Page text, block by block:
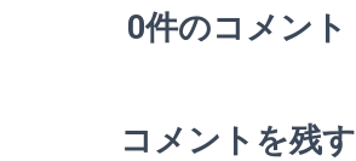
0件のコメント
コメントを残す